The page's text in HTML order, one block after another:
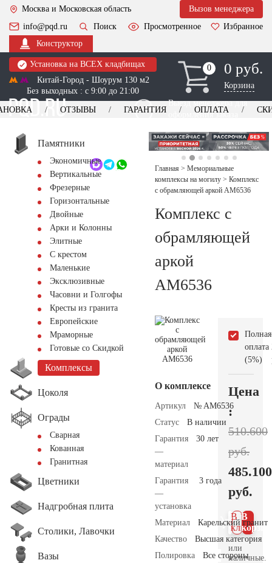
Москва и Московская область
Вызов менеджера
info@pqd.ru
Поиск Просмотренное
Избранное
Конструктор
Установка на ВСЕХ кладбищах
Китай-Город - Шоурум 130 м2
Без выходных : с 9:00 до 21:00
0
0 0 руб.
Корзина
Выезд менеджера для
оформления заказа
+7 (495) 518-44-23
Обратный звонок
ОТЗЫВЫ ГАРАНТИЯ ОПЛАТА
Памятники
Экономичные
Вертикальные
Фрезерные
Горизонтальные
Двойные
Арки и Колонны
Элитные
С крестом
Маленькие
Эксклюзивные
Часовни и Голгофы
Кресты из гранита
Европейские
Мраморные
Готовые со Скидкой
Комплексы
Цоколя
Ограды
Сварная
Кованная
Гранитная
Цветники
Надгробная плита
Столики, Лавочки
Вазы
Главная > Мемориальные
комплексы на могилу > Комплекс
с обрамляющей аркой AM6536
Комплекс с
обрамляющей
аркой
AM6536
О комплексе
Артикул
№ AM6536
Статус
В наличии
Гарантия
—
материал
30 лет
Гарантия
—
установка
3 года
Материал
Карельский гранит
Качество
Высшая категория
Полировка
Все стороны
Полная
оплата
(5%)
Цена
:
510.600
руб.
485.100
руб.
В
В 1
клик
или
наличные.